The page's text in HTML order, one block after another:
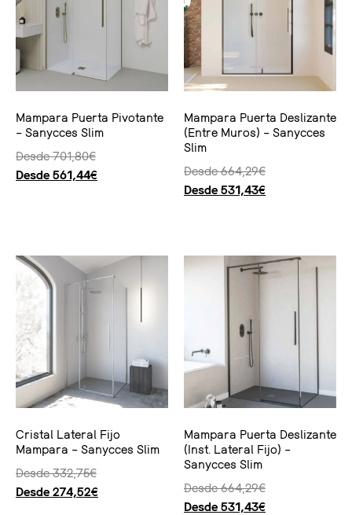
Mampara Puerta Pivotante
– Sanycces Slim
Desde701,80€
Desde 561,44€
Mampara Puerta Deslizante
(Entre Muros) – Sanycces
Slim
Desde664,29€
Desde 531,43€
Cristal Lateral Fijo
Mampara – Sanycces Slim
Desde332,75€
Desde 274,52€
Mampara Puerta Deslizante
(Inst. Lateral Fijo) –
Sanycces Slim
Desde664,29€
Desde 531,43€